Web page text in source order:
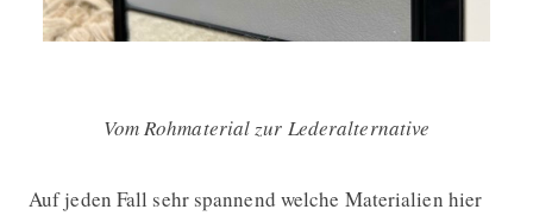
Vom Rohmaterial zur Lederalternative
Auf jeden Fall sehr spannend welche Materialien hier